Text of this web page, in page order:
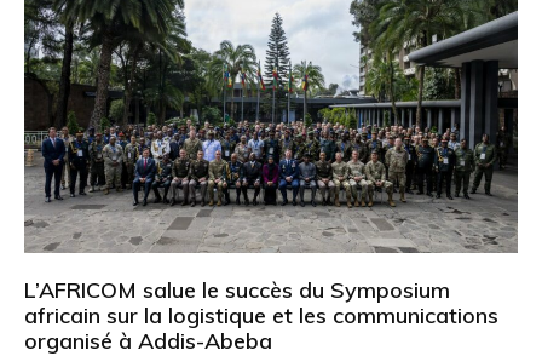
L’AFRICOM salue le succès du Symposium
africain sur la logistique et les communications
organisé à Addis-Abeba